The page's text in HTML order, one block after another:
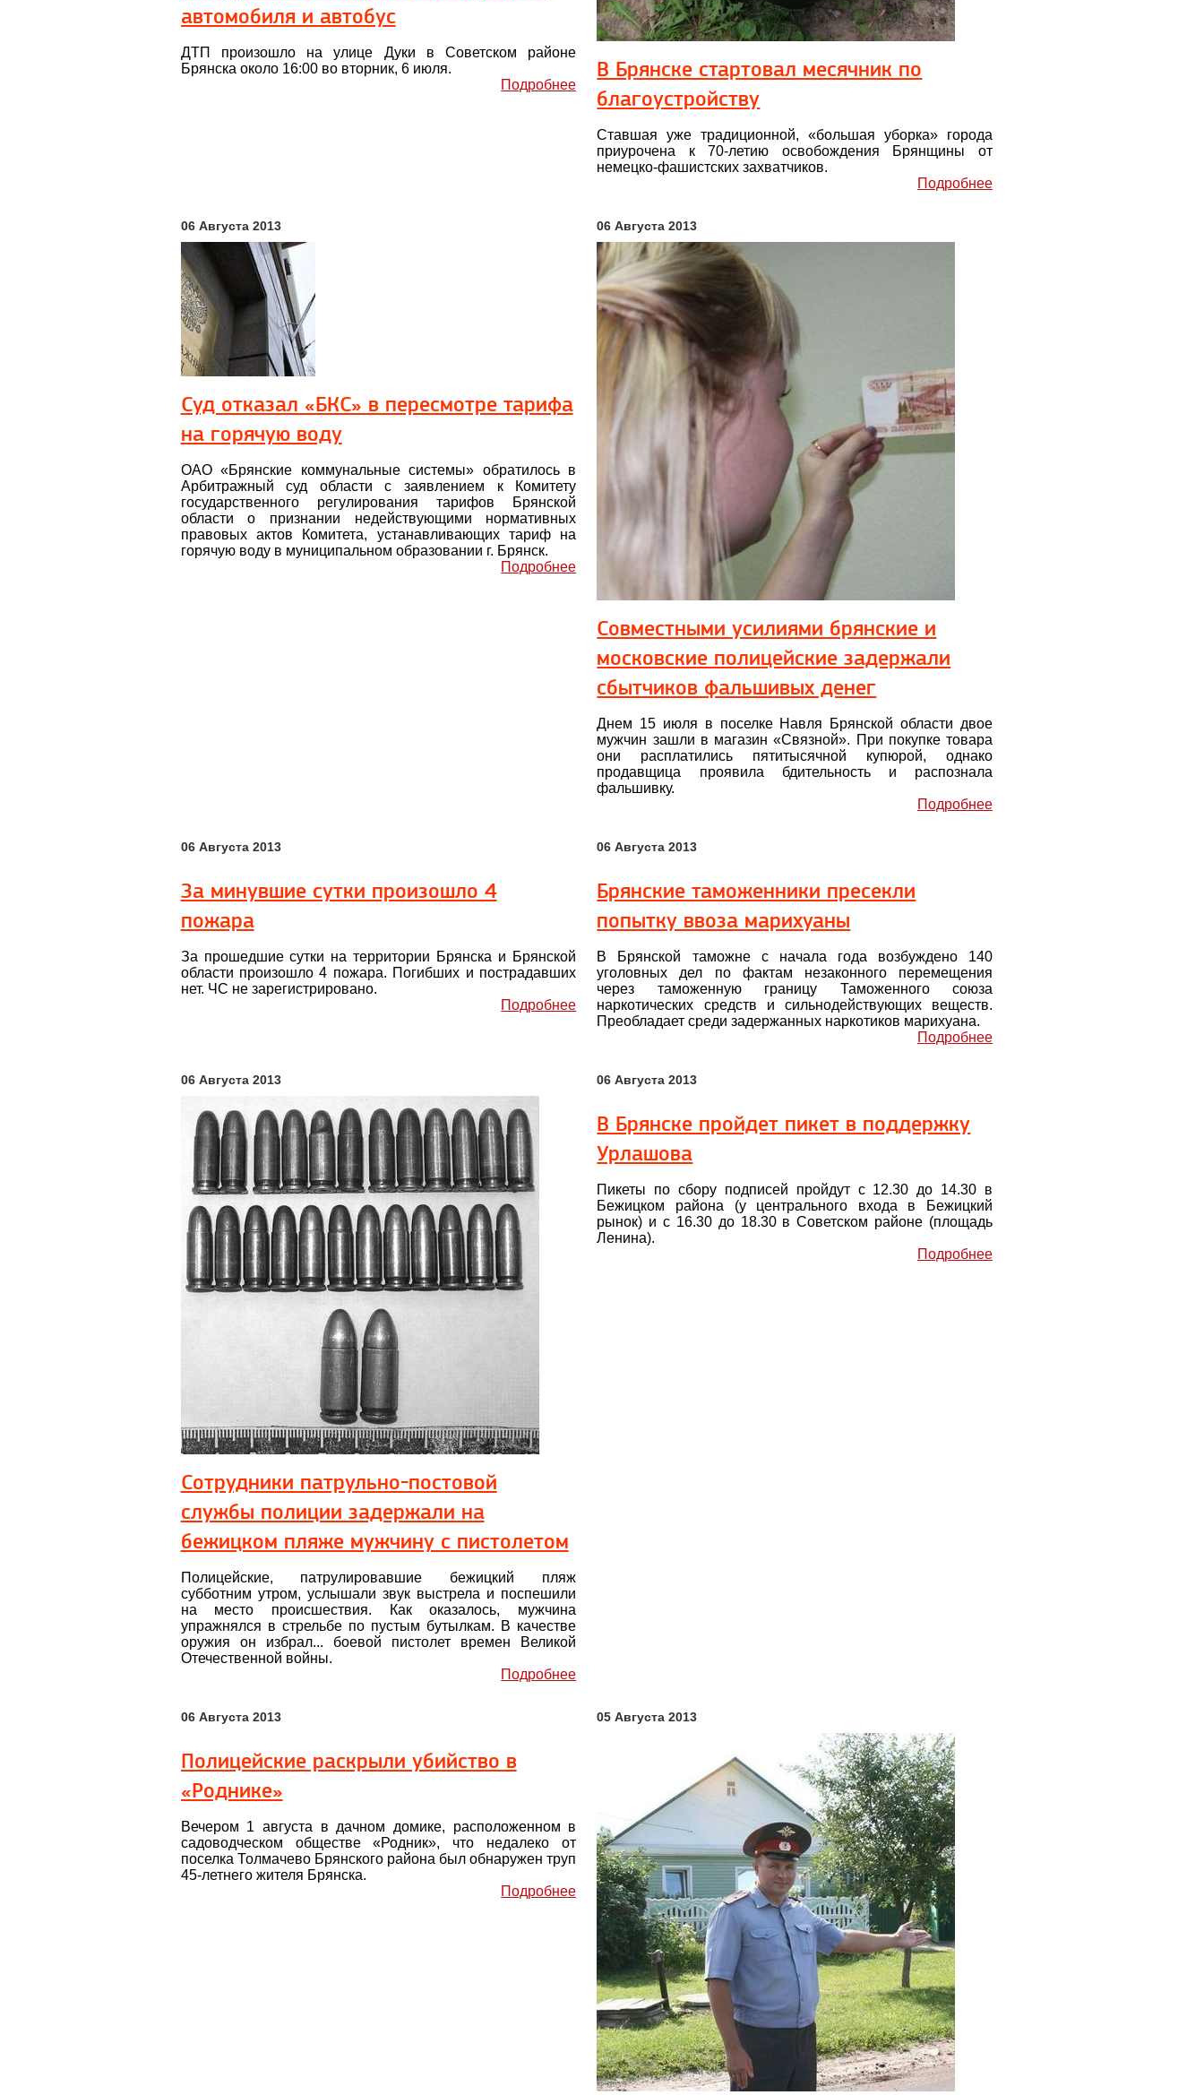
автомобиля и автобус
ДТП произошло на улице Дуки в Советском районе
Брянска около 16:00 во вторник, 6 июля.
Подробнее
В Брянске стартовал месячник по
благоустройству
Ставшая уже традиционной, «большая уборка» города
приурочена к 70-летию освобождения Брянщины от
немецко-фашистских захватчиков.
Подробнее
06 Августа 2013
Суд отказал «БКС» в пересмотре тарифа
на горячую воду
ОАО «Брянские коммунальные системы» обратилось в
Арбитражный суд области с заявлением к Комитету
государственного регулирования тарифов Брянской
области о признании недействующими нормативных
правовых актов Комитета, устанавливающих тариф на
горячую воду в муниципальном образовании г. Брянск.
Подробнее
06 Августа 2013
Совместными усилиями брянские и
московские полицейские задержали
сбытчиков фальшивых денег
Днем 15 июля в поселке Навля Брянской области двое
мужчин зашли в магазин «Связной». При покупке товара
они расплатились пятитысячной купюрой, однако
продавщица проявила бдительность и распознала
фальшивку.
Подробнее
06 Августа 2013
За минувшие сутки произошло 4
пожара
За прошедшие сутки на территории Брянска и Брянской
области произошло 4 пожара. Погибших и пострадавших
нет. ЧС не зарегистрировано.
Подробнее
06 Августа 2013
Брянские таможенники пресекли
попытку ввоза марихуаны
В Брянской таможне с начала года возбуждено 140
уголовных дел по фактам незаконного перемещения
через таможенную границу Таможенного союза
наркотических средств и сильнодействующих веществ.
Преобладает среди задержанных наркотиков марихуана.
Подробнее
06 Августа 2013
Сотрудники патрульно-постовой
службы полиции задержали на
бежицком пляже мужчину с пистолетом
Полицейские, патрулировавшие бежицкий пляж
субботним утром, услышали звук выстрела и поспешили
на место происшествия. Как оказалось, мужчина
упражнялся в стрельбе по пустым бутылкам. В качестве
оружия он избрал... боевой пистолет времен Великой
Отечественной войны.
Подробнее
06 Августа 2013
В Брянске пройдет пикет в поддержку
Урлашова
Пикеты по сбору подписей пройдут с 12.30 до 14.30 в
Бежицком района (у центрального входа в Бежицкий
рынок) и с 16.30 до 18.30 в Советском районе (площадь
Ленина).
Подробнее
06 Августа 2013
Полицейские раскрыли убийство в
«Роднике»
Вечером 1 августа в дачном домике, расположенном в
садоводческом обществе «Родник», что недалеко от
поселка Толмачево Брянского района был обнаружен труп
45-летнего жителя Брянска.
Подробнее
05 Августа 2013